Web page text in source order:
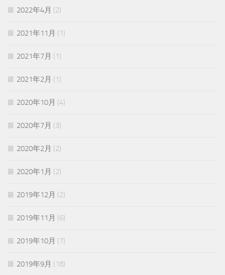
2022年4月 (2)
2021年11月 (1)
2021年7月 (1)
2021年2月 (1)
2020年10月 (4)
2020年7月 (3)
2020年2月 (2)
2020年1月 (2)
2019年12月 (2)
2019年11月 (6)
2019年10月 (7)
2019年9月 (18)